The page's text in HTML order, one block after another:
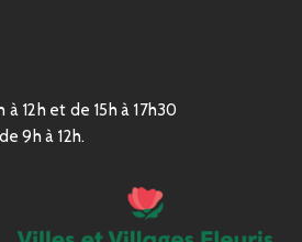
12h et de 15h à 17h30
9h à 12h.